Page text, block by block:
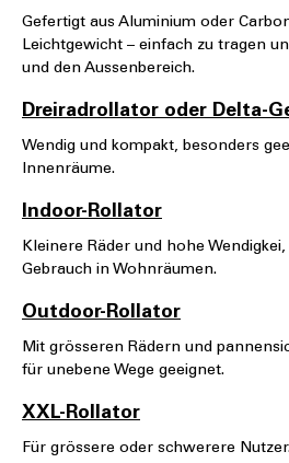
Gefertigt aus Aluminium oder
Leichtgewicht – einfach zu tragen
und den Aussenbereich.
Dreiradrollator oder Delta-
Wendig und kompakt, besonders
Innenräume.
Indoor-Rollator
Kleinere Räder und hohe
Gebrauch in Wohnräumen.
Outdoor-Rollator
Mit grösseren Rädern und
für unebene Wege geeignet.
XXL-Rollator
Für grössere oder schwerere